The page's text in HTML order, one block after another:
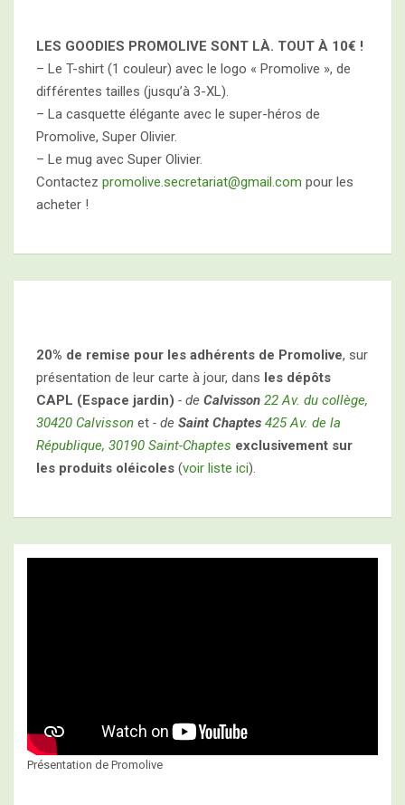
LES GOODIES PROMOLIVE SONT LÀ. TOUT À 10€ !
– Le T-shirt (1 couleur) avec le logo « Promolive », de
différentes tailles (jusqu’à 3-XL).
– La casquette élégante avec le super-héros de
Promolive, Super Olivier.
– Le mug avec Super Olivier.
Contactez promolive.secretariat@gmail.com pour les
acheter !
20% de remise pour les adhérents de Promolive, sur
présentation de leur carte à jour, dans les dépôts
CAPL (Espace jardin) - de Calvisson 22 Av. du collège,
30420 Calvisson et - de Saint Chaptes 425 Av. de la
République, 30190 Saint-Chaptes exclusivement sur
les produits oléicoles (voir liste ici).
Présentation de Promolive